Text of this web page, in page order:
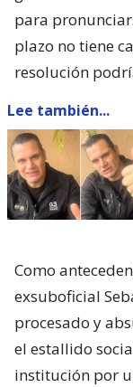
para
plazo no tiene
resolución
Lee también...
Como
exsuboficial
procesado y
el estallido
institución por